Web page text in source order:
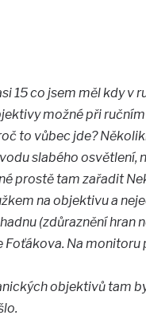
15 co jsem měl kdy v
možné při
to vůbec jde?
slabého osvětlení,
prostě tam zařadit
na objektivu a
(zdůraznění hran
Foťákova. Na
objektivů tam